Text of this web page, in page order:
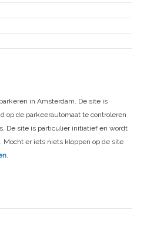
in Amsterdam. De site is
op de parkeerautomaat te controleren
De site is particulier initiatief en wordt
Mocht er iets niets kloppen op de site